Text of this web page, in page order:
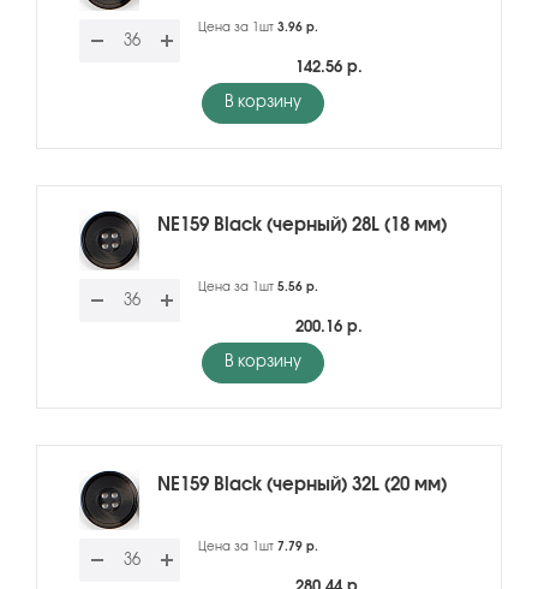
Цена за 1шт 3.96 р.
142.56 р.
В корзину
NE159 Black (черный) 28L (18 мм)
Цена за 1шт 5.56 р.
200.16 р.
В корзину
NE159 Black (черный) 32L (20 мм)
Цена за 1шт 7.79 р.